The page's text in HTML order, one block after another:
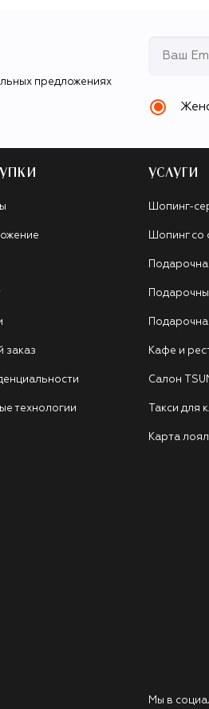
предложениях
заказ
технологии
УСЛУГИ
Шопинг-
Шопинг со
Кафе и
Салон
Такси для
Карта
Мы в